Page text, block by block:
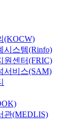
(KOCW)
시스템(Rinfo)
원센터(FRIC)
서비스(SAM)
관(MEDLIS)